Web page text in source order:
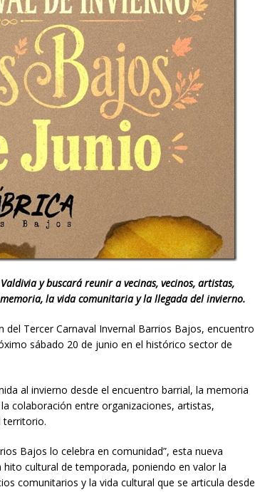
y buscará reunir a vecinas, vecinos, artistas,
la vida comunitaria y la llegada del invierno.
del Tercer Carnaval Invernal Barrios Bajos, encuentro
sábado 20 de junio en el histórico sector de
al invierno desde el encuentro barrial, la memoria
colaboración entre organizaciones, artistas,
territorio.
Bajos lo celebra en comunidad”, esta nueva
cultural de temporada, poniendo en valor la
comunitarios y la vida cultural que se articula desde